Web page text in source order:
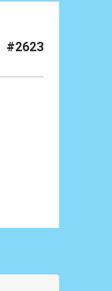
#2623